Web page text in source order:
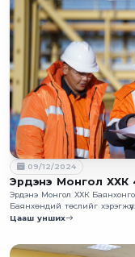
09/12/2024
Эрдэнэ Монгол ХХК
Эрдэнэ Монгол ХХК
Баянхөндий төслийг
ажлын байраар хангах
Цааш унших